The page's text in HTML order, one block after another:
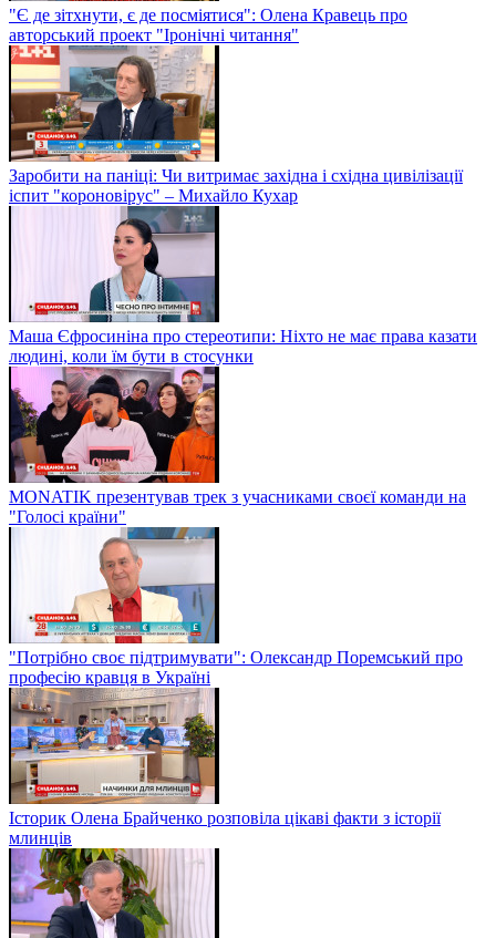
"Є де зітхнути, є де посміятися": Олена Кравець про
авторський проект "Іронічні читання"
Заробити на паніці: Чи витримає західна і східна цивілізації
іспит "короновірус" – Михайло Кухар
Маша Єфросиніна про стереотипи: Ніхто не має права казати
людині, коли їм бути в стосунки
MONATIK презентував трек з учасниками своєї команди на
"Голосі країни"
"Потрібно своє підтримувати": Олександр Поремський про
професію кравця в Україні
Історик Олена Брайченко розповіла цікаві факти з історії
млинців